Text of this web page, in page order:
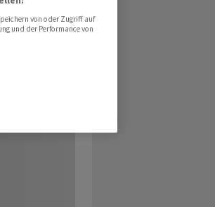
von oder Zugriff auf
und der Performance von